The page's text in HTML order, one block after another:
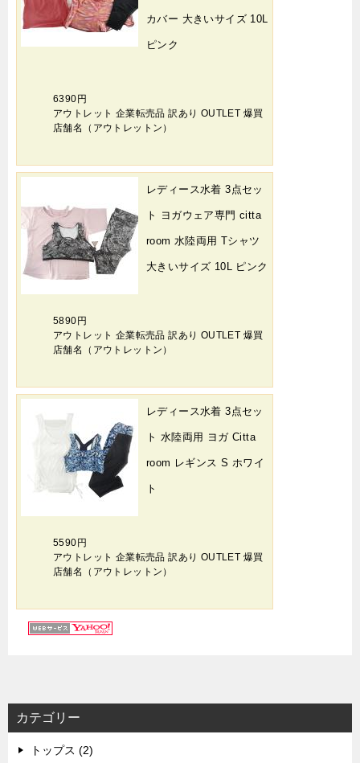
カバー 大きいサイズ 10L
ピンク
6390円
アウトレット 企業転売品 訳あり OUTLET 爆買
店舗名（アウトレットン）
レディース水着 3点セッ
ト ヨガウェア専門 citta
room 水陸両用 Tシャツ
大きいサイズ 10L ピンク
5890円
アウトレット 企業転売品 訳あり OUTLET 爆買
店舗名（アウトレットン）
レディース水着 3点セッ
ト 水陸両用 ヨガ Citta
room レギンス S ホワイ
ト
5590円
アウトレット 企業転売品 訳あり OUTLET 爆買
店舗名（アウトレットン）
カテゴリー
トップス (2)